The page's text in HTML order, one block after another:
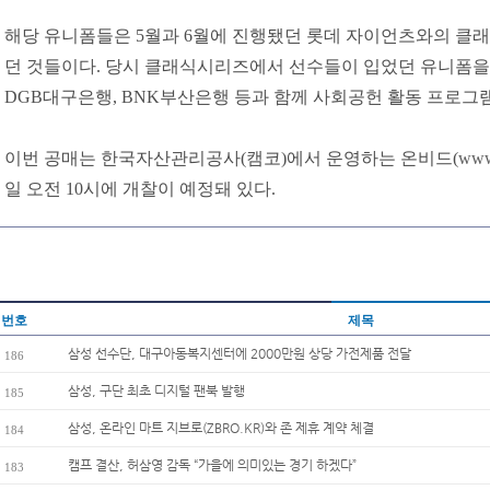
해당 유니폼들은 5월과 6월에 진행됐던 롯데 자이언츠와의 클
던 것들이다. 당시 클래식시리즈에서 선수들이 입었던 유니폼
DGB대구은행, BNK부산은행 등과 함께 사회공헌 활동 프로그
이번 공매는 한국자산관리공사(캠코)에서 운영하는 온비드(
일 오전 10시에 개찰이 예정돼 있다.
번호 제목
186 삼성 선수단, 대구아동복지센터에 2000만원 상당 가전제품 전달
185 삼성, 구단 최초 디지털 팬북 발행
184 삼성, 온라인 마트 지브로(ZBRO.KR)와 존 제휴 계약 체결
183 캠프 결산, 허삼영 감독 “가을에 의미있는 경기 하겠다”